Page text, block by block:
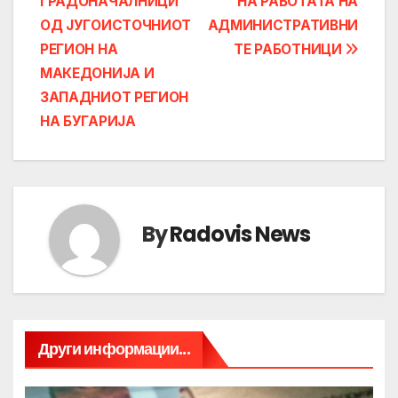
АДМИНИСТРАТИВНИ
ТЕ РАБОТНИЦИ
ОД ЈУГОИСТОЧНИОТ
РЕГИОН НА
МАКЕДОНИЈА И
ЗАПАДНИОТ РЕГИОН
НА БУГАРИЈА
ByRadovis News
Други информации...